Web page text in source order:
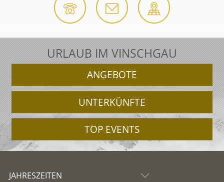
URLAUB IM VINSCHGAU
ANGEBOTE
UNTERKÜNFTE
TOP EVENTS
JAHRESZEITEN